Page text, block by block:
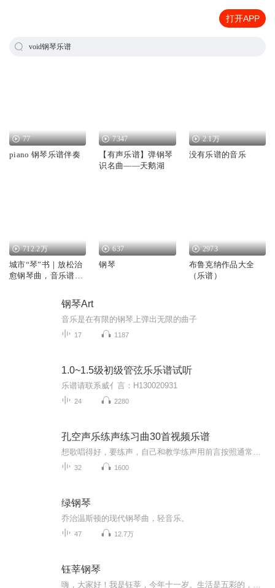
打开APP
void钢琴乐谱
77
piano 钢琴乐谱伴奏
7347
【有声乐谱】弹钢琴
识名曲——天鹅湖
2.1万
没有乐谱的音乐
712.2万
城市“琴”书｜放松治
愈钢琴曲，音乐谱写
637
钢琴
2973
布鲁克纳作品大全
（乐谱）
钢琴Art
音乐是在有限的钢琴上弹出无限的曲子
17 1187
1.0~1.5级初级管弦乐乐谱试听
乐谱请联系威亻言：H130020931
24 2280
孔空声乐练声练习曲30首视频乐谱
32 1600
绿钢琴
乔治温斯顿的现代钢琴曲，轻音乐。
47 12.7万
钰莘钢琴